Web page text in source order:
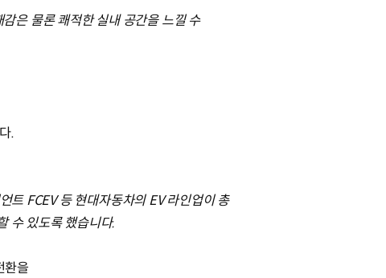
은 물론 쾌적한 실내 공간을 느낄 수
.
트 FCEV 등 현대자동차의 EV 라인업이 총
수 있도록 했습니다.
환을